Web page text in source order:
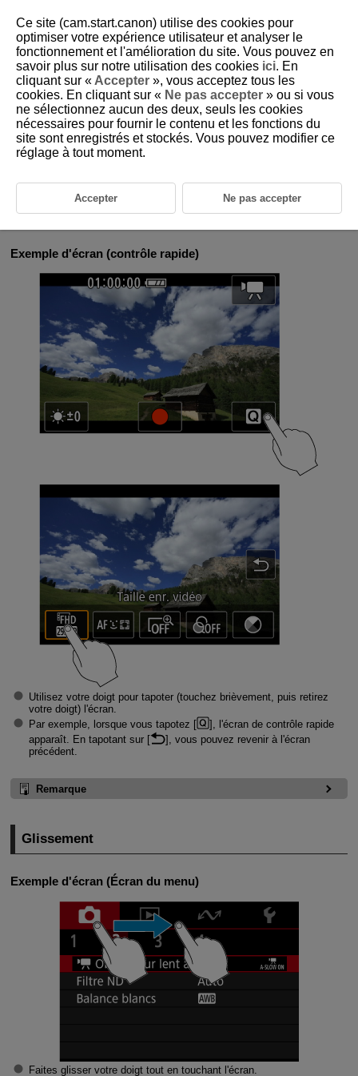
D250-020
Fonctionnement de l'écran tactile
Tapotement
Tapotement
Exemple d'écran (contrôle rapide)
Utilisez votre doigt pour tapoter (touchez brièvement, puis retirez
votre doigt) l'écran.
Par exemple, lorsque vous tapotez [
], l'écran de contrôle rapide
apparaît. En tapotant sur [
], vous pouvez revenir à l'écran
précédent.
Remarque
Glissement
Exemple d'écran (Écran du menu)
Faites glisser votre doigt tout en touchant l'écran.
Ce site (cam.start.canon) utilise des cookies pour
optimiser votre expérience utilisateur et analyser le
fonctionnement et l'amélioration du site. Vous pouvez en
savoir plus sur notre utilisation des cookies ici. En
cliquant sur « Accepter », vous acceptez tous les
cookies. En cliquant sur « Ne pas accepter » ou si vous
ne sélectionnez aucun des deux, seuls les cookies
nécessaires pour fournir le contenu et les fonctions du
site sont enregistrés et stockés. Vous pouvez modifier ce
réglage à tout moment.
Accepter Ne pas accepter